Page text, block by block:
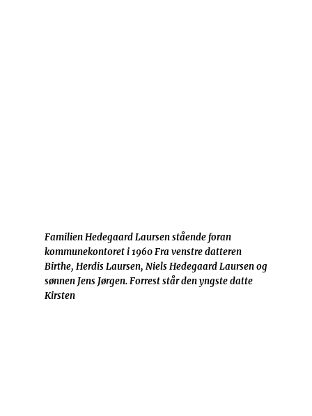
Familien Hedegaard Laursen stående foran
kommunekontoret i 1960 Fra venstre datteren
Birthe, Herdis Laursen, Niels Hedegaard Laursen og
sønnen Jens Jørgen. Forrest står den yngste datte
Kirsten